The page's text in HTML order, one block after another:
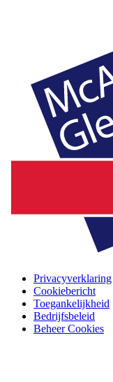
Privacyverklaring
Cookiebericht
Toegankelijkheid
Bedrijfsbeleid
Beheer Cookies